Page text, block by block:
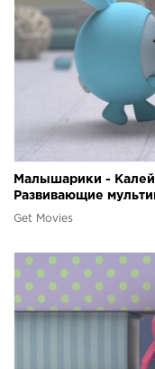
Малышарики -
Развивающие
Get Movies